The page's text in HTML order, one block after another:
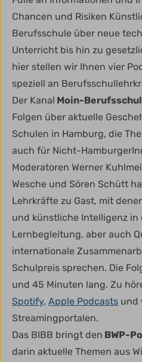
Chancen und Risiken
Berufsschule über neue
Unterricht bis hin zu
hier stellen wir Ihnen vier
speziell an
Der Kanal Moin-
Folgen über aktuelle
Schulen in Hamburg, die
auch für Nicht-
Moderatoren Werner
Wesche und Sören Schütt
Lehrkräfte zu Gast, mit
und künstliche Intelligenz
Lernbegleitung, aber auch
internationale
Schulpreis sprechen. Die
und 45 Minuten lang. Zu
Spotify, Apple Podcasts und
Streamingportalen.
Das BIBB bringt den BWP-
darin aktuelle Themen aus